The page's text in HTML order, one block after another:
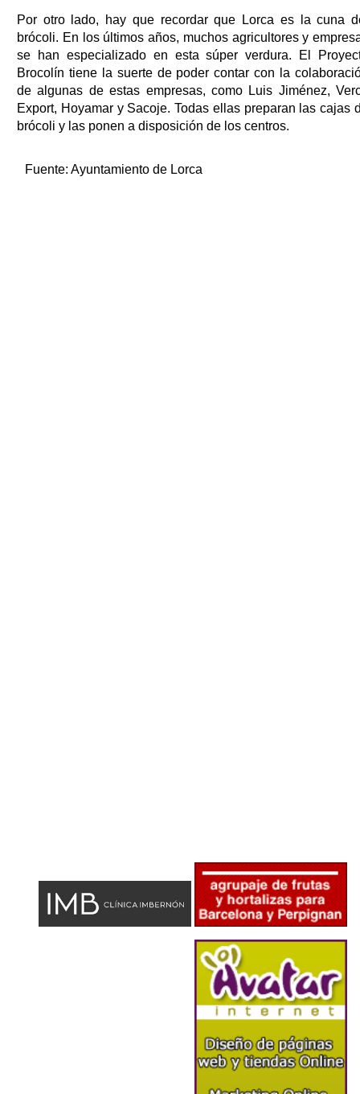
Por otro lado, hay que recordar que Lorca es la cuna
brócoli. En los últimos años, muchos agricultores y
se han especializado en esta súper verdura. El
Brocolín tiene la suerte de poder contar con la
de algunas de estas empresas, como Luis Jiménez,
Export, Hoyamar y Sacoje. Todas ellas preparan las cajas
brócoli y las ponen a disposición de los centros.
Fuente: Ayuntamiento de Lorca